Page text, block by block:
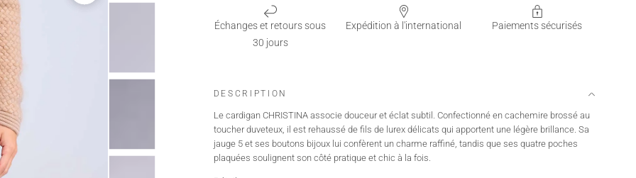
Échanges et retours sous
30 jours
Expédition à l'international Paiements sécurisés
DESCRIPTION
Le cardigan CHRISTINA associe douceur et éclat subtil. Confectionné en cachemire brossé au
toucher duveteux, il est rehaussé de fils de lurex délicats qui apportent une légère brillance. Sa
jauge 5 et ses boutons bijoux lui confèrent un charme raffiné, tandis que ses quatre poches
plaquées soulignent son côté pratique et chic à la fois.